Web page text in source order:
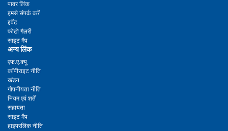
पावर लिंक
हमसे संपर्क करें
इवेंट
फोटो गैलरी
साइट मैप
अन्य लिंक
एफ.ए.क्यू
कॉपीराइट नीति
खंडन
गोपनीयता नीति
नियम एवं शर्तें
सहायता
साइट मैप
हाइपरलिंक नीति